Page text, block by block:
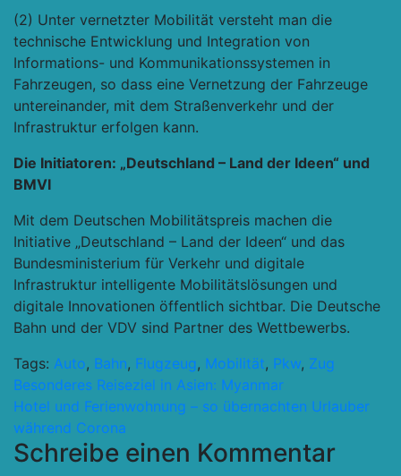
(2) Unter vernetzter Mobilität versteht man die
technische Entwicklung und Integration von
Informations- und Kommunikationssystemen in
Fahrzeugen, so dass eine Vernetzung der Fahrzeuge
untereinander, mit dem Straßenverkehr und der
Infrastruktur erfolgen kann.
Die Initiatoren: „Deutschland – Land der Ideen“ und
BMVI
Mit dem Deutschen Mobilitätspreis machen die
Initiative „Deutschland – Land der Ideen“ und das
Bundesministerium für Verkehr und digitale
Infrastruktur intelligente Mobilitätslösungen und
digitale Innovationen öffentlich sichtbar. Die Deutsche
Bahn und der VDV sind Partner des Wettbewerbs.
Tags: Auto, Bahn, Flugzeug, Mobilität, Pkw, Zug
Beitragsnavigation
Besonderes Reiseziel in Asien: Myanmar
Hotel und Ferienwohnung – so übernachten Urlauber
während Corona
Schreibe einen Kommentar